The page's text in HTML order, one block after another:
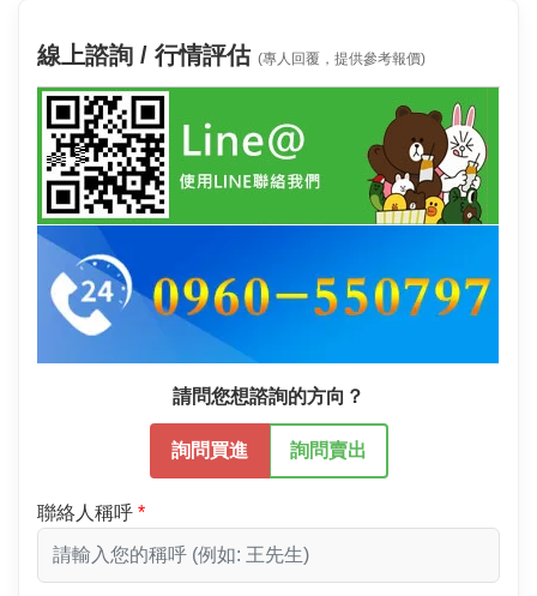
線上諮詢 / 行情評估 (專人回覆，提供參考報價)
請問您想諮詢的方向？
詢問買進 詢問賣出
聯絡人稱呼